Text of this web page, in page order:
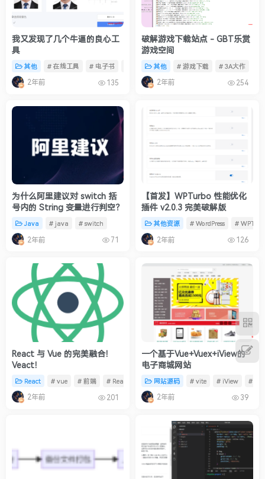
我又发现了几个牛逼的良心工
具
其他 # 在线工具 # 电子书 # 趣味测试
2年前 135
破解游戏下载站点 - GBT乐赏
游戏空间
其他 # 游戏下载 # 3A大作
2年前 254
为什么阿里建议对 switch 括
号内的 String 变量进行判空？
Java # java # switch
2年前 71
【首发】WPTurbo 性能优化
插件 v2.0.3 完美破解版
其他资源 # WordPress #
2年前 126
React 与 Vue 的完美融合！
Veact！
React # vue # 前端 # React
2年前 201
一个基于Vue+Vuex+iView的
电子商城网站
网站源码 # vite # iView # 电
2年前 39